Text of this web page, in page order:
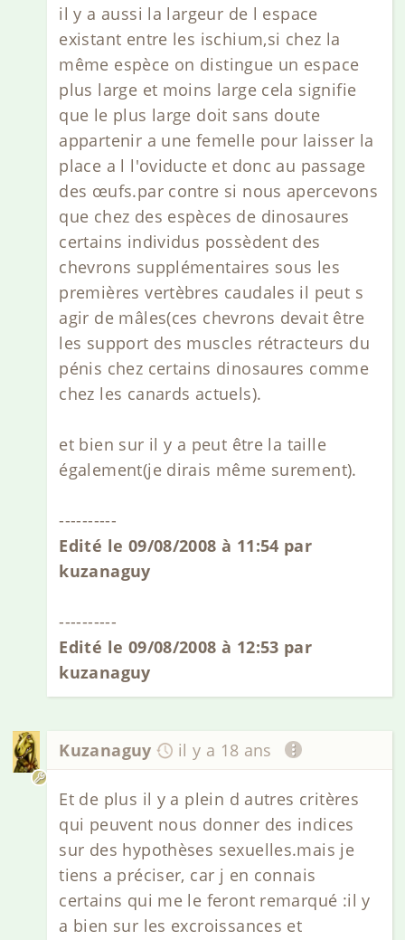
il y a aussi la largeur de l espace
existant entre les ischium,si chez la
même espèce on distingue un espace
plus large et moins large cela signifie
que le plus large doit sans doute
appartenir a une femelle pour laisser la
place a l l'oviducte et donc au passage
des œufs.par contre si nous apercevons
que chez des espèces de dinosaures
certains individus possèdent des
chevrons supplémentaires sous les
premières vertèbres caudales il peut s
agir de mâles(ces chevrons devait être
les support des muscles rétracteurs du
pénis chez certains dinosaures comme
chez les canards actuels).
et bien sur il y a peut être la taille
également(je dirais même surement).
----------
Edité le 09/08/2008 à 11:54 par
kuzanaguy
----------
Edité le 09/08/2008 à 12:53 par
kuzanaguy
Kuzanaguy il y a 18 ans
Et de plus il y a plein d autres critères
qui peuvent nous donner des indices
sur des hypothèses sexuelles.mais je
tiens a préciser, car j en connais
certains qui me le feront remarqué :il y
a bien sur les excroissances et